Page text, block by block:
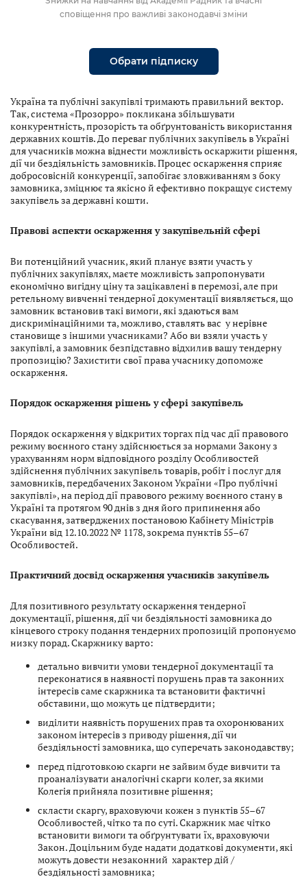
сповіщення про важливі законодавчі зміни
Обрати підписку
Україна та публічні закупівлі тримають правильний вектор.
Так, система «Прозорро» покликана збільшувати
конкурентність, прозорість та обґрунтованість використання
державних коштів. До переваг публічних закупівель в Україні
для учасників можна віднести можливість оскаржити рішення,
дії чи бездіяльність замовників. Процес оскарження сприяє
добросовісній конкуренції, запобігає зловживанням з боку
замовника, зміцнює та якісно й ефективно покращує систему
закупівель за державні кошти.
Правові аспекти оскарження у закупівельній сфері
Ви потенційний учасник, який планує взяти участь у
публічних закупівлях, маєте можливість запропонувати
економічно вигідну ціну та зацікавлені в перемозі, але при
ретельному вивченні тендерної документації виявляється, що
замовник встановив такі вимоги, які здаються вам
дискримінаційними та, можливо, ставлять вас у нерівне
становище з іншими учасниками? Або ви взяли участь у
закупівлі, а замовник безпідставно відхилив вашу тендерну
пропозицію? Захистити свої права учаснику допоможе
оскарження.
Порядок оскарження рішень у сфері закупівель
Порядок оскарження у відкритих торгах під час дії правового
режиму воєнного стану здійснюється за нормами Закону з
урахуванням норм відповідного розділу Особливостей
здійснення публічних закупівель товарів, робіт і послуг для
замовників, передбачених Законом України «Про публічні
закупівлі», на період дії правового режиму воєнного стану в
Україні та протягом 90 днів з дня його припинення або
скасування, затверджених постановою Кабінету Міністрів
України від 12.10.2022 № 1178, зокрема пунктів 55–67
Особливостей.
Практичний досвід оскарження учасників закупівель
Для позитивного результату оскарження тендерної
документації, рішення, дії чи бездіяльності замовника до
кінцевого строку подання тендерних пропозицій пропонуємо
низку порад. Скаржнику варто:
детально вивчити умови тендерної документації та
переконатися в наявності порушень прав та законних
інтересів саме скаржника та встановити фактичні
обставини, що можуть це підтвердити;
виділити наявність порушених прав та охоронюваних
законом інтересів з приводу рішення, дії чи
бездіяльності замовника, що суперечать законодавству;
перед підготовкою скарги не зайвим буде вивчити та
проаналізувати аналогічні скарги колег, за якими
Колегія прийняла позитивне рішення;
скласти скаргу, враховуючи кожен з пунктів 55–67
Особливостей, чітко та по суті. Скаржник має чітко
встановити вимоги та обґрунтувати їх, враховуючи
Закон. Доцільним буде надати додаткові документи, які
можуть довести незаконний характер дій /
бездіяльності замовника;